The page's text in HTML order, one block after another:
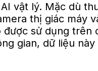
vật lý. Mặc dù
thị giác máy
sử dụng
gian, dữ liệu